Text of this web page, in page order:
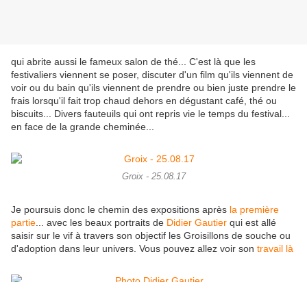
qui abrite aussi le fameux salon de thé... C'est là que les
festivaliers viennent se poser, discuter d'un film qu'ils viennent de
voir ou du bain qu'ils viennent de prendre ou bien juste prendre le
frais lorsqu'il fait trop chaud dehors en dégustant café, thé ou
biscuits... Divers fauteuils qui ont repris vie le temps du festival...
en face de la grande cheminée...
Groix - 25.08.17
Je poursuis donc le chemin des expositions après la première
partie ... avec les beaux portraits de Didier Gautier qui est allé
saisir sur le vif à travers son objectif les Groisillons de souche ou
d'adoption dans leur univers. Vous pouvez allez voir son travail là